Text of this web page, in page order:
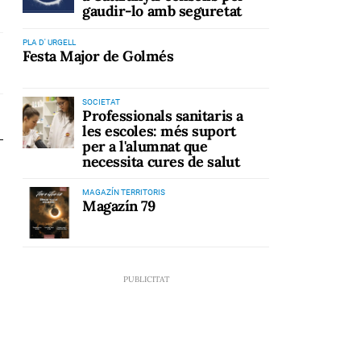
gaudir-lo amb seguretat
PLA D' URGELL
Festa Major de Golmés
SOCIETAT
Professionals sanitaris a
les escoles: més suport
per a l'alumnat que
necessita cures de salut
MAGAZÍN TERRITORIS
Magazín 79